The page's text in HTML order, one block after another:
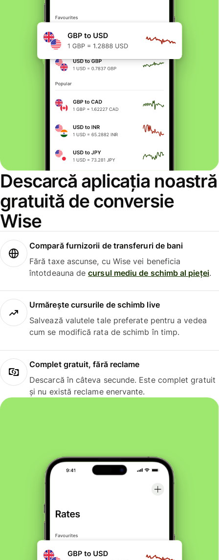
Descarcă aplicația noastră
gratuită de conversie
Wise
Compară furnizorii de transferuri de bani
Fără taxe ascunse, cu Wise vei beneficia
întotdeauna decursul mediu de schimb al pieței.
Urmărește cursurile de schimb live
Salvează valutele tale preferate pentru a vedea
cum se modifică rata de schimb în timp.
Complet gratuit, fără reclame
Descarcă în câteva secunde. Este complet gratuit
și nu există reclame enervante.